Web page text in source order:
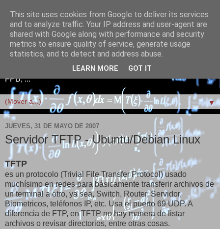
Telefonía+Electrónica+Red
es+Linux+Scratch+FPB
Telefonía, Electrónica, Redes informáticas, Linux, Scratch,
FPB, ...
▼
JUEVES, 31 DE MAYO DE 2007
Servidor TFTP - Ubuntu/Debian Linux
TFTP
es un protocolo (Trivial File Transfer Protocol) usado
muchísimo en redes para básicamente transferir archivos de
un terminal a otro, ya sea, Switch, Router, Servidor,
Biometricos, teléfonos IP, etc. Usa el puerto 69 UDP. A
diferencia de FTP, en TFTP no hay manera de listar
archivos o revisar directorios, entre otras cosas.
This site uses cookies from Google to deliver its services
and to analyze traffic. Your IP address and user-agent are
shared with Google along with performance and security
metrics to ensure quality of service, generate usage
statistics, and to detect and address abuse.
LEARN MORE GOT IT